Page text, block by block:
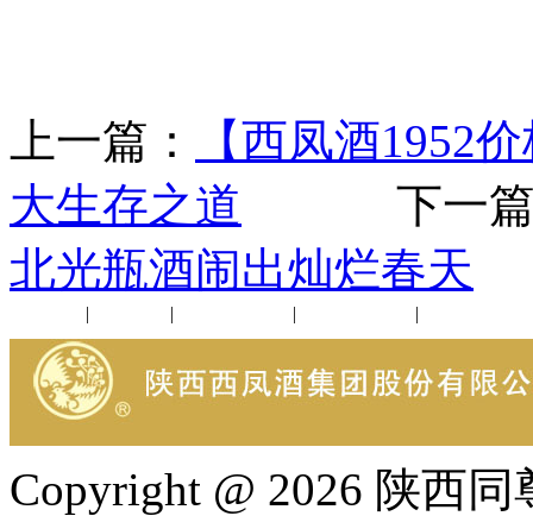
上一篇：
【西凤酒1952
大生存之道 下一篇
北光瓶酒闹出灿烂春天
| | | |
Copyright @ 2026 陕西